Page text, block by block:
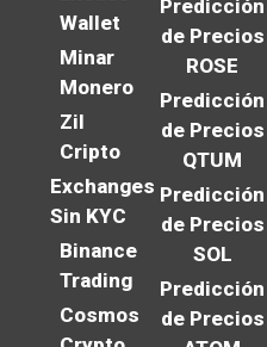
Wallet
Minar
Monero
Zil
Cripto
Exchanges
Sin KYC
Binance
Trading
Cosmos
Predicción
de Precios
ROSE
Predicción
de Precios
QTUM
Predicción
de Precios
SOL
Predicción
de Precios